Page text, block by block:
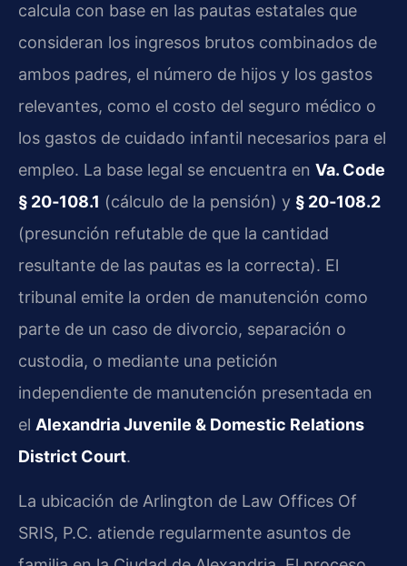
calcula con base en las pautas estatales que
consideran los ingresos brutos combinados de
ambos padres, el número de hijos y los gastos
relevantes, como el costo del seguro médico o
los gastos de cuidado infantil necesarios para el
empleo. La base legal se encuentra en Va. Code
§ 20‑108.1 (cálculo de la pensión) y § 20‑108.2
(presunción refutable de que la cantidad
resultante de las pautas es la correcta). El
tribunal emite la orden de manutención como
parte de un caso de divorcio, separación o
custodia, o mediante una petición
independiente de manutención presentada en
el Alexandria Juvenile & Domestic Relations
District Court.
La ubicación de Arlington de Law Offices Of
SRIS, P.C. atiende regularmente asuntos de